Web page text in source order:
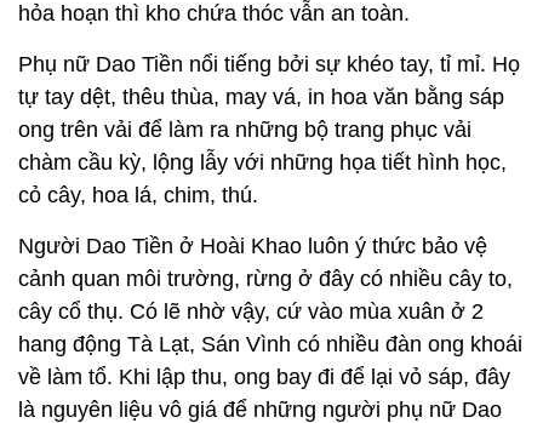
hỏa hoạn thì kho chứa thóc vẫn an toàn.
Phụ nữ Dao Tiền nổi tiếng bởi sự khéo tay, tỉ mỉ. Họ
tự tay dệt, thêu thùa, may vá, in hoa văn bằng sáp
ong trên vải để làm ra những bộ trang phục vải
chàm cầu kỳ, lộng lẫy với những họa tiết hình học,
cỏ cây, hoa lá, chim, thú.
Người Dao Tiền ở Hoài Khao luôn ý thức bảo vệ
cảnh quan môi trường, rừng ở đây có nhiều cây to,
cây cổ thụ. Có lẽ nhờ vậy, cứ vào mùa xuân ở 2
hang động Tà Lạt, Sán Vình có nhiều đàn ong khoái
về làm tổ. Khi lập thu, ong bay đi để lại vỏ sáp, đây
là nguyên liệu vô giá để những người phụ nữ Dao